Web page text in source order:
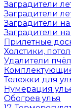
Заградители
Заградители
Заградители
Заградители
Прилетные
Холстики,
Удалители пчёл
Тележки для
Нумерация
Обогрев улья